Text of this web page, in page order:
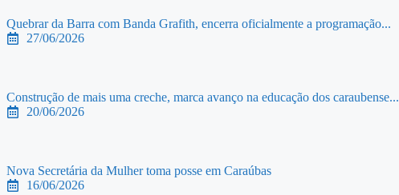
Quebrar da Barra com Banda Grafith, encerra oficialmente a programação...
27/06/2026
Construção de mais uma creche, marca avanço na educação dos caraubense...
20/06/2026
Nova Secretária da Mulher toma posse em Caraúbas
16/06/2026